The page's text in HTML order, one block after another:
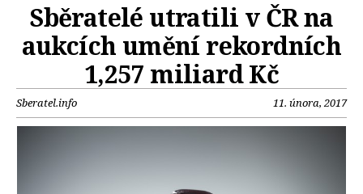
Sběratelé utratili v ČR na
aukcích umění rekordních
1,257 miliard Kč
Sberatel.info 11. února, 2017